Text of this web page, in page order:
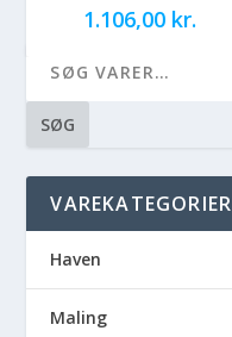
1.106,00 kr.
SØG
VAREKATEGORIER
Haven
Maling